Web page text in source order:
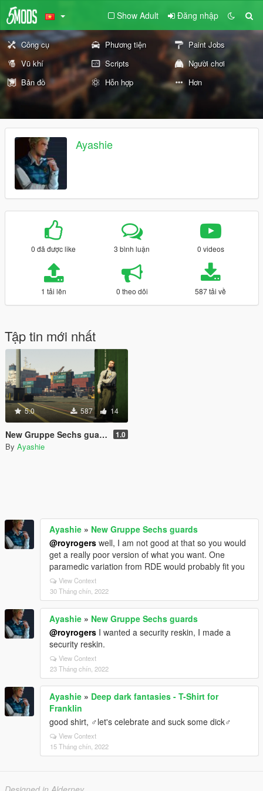
Show Adult Đăng nhập
Công cụ Phương tiện
Paint Jobs
Vũ khí
Scripts
Người chơi
Bản đồ
Hỗn hợp Hơn
Ayashie
0 đã được like 3 bình luận 0 videos
1 tải lên 0 theo dõi 587 tải về
Tập tin mới nhất
5.0 587 14
New Gruppe Sechs guards 1.0
By Ayashie
Ayashie » New Gruppe Sechs guards
@royrogers well, I am not good at that so you would
get a really poor version of what you want. One
paramedic variation from RDE would probably fit you
View Context
30 Tháng chín, 2022
Ayashie » New Gruppe Sechs guards
@royrogers I wanted a security reskin, I made a
security reskin.
View Context
23 Tháng chín, 2022
Ayashie » Deep dark fantasies - T-Shirt for
Franklin
good shirt, ♂let's celebrate and suck some dick♂
View Context
15 Tháng chín, 2022